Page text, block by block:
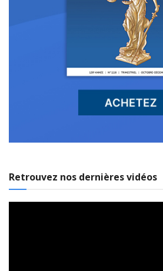
Retrouvez nos dernières vidéos